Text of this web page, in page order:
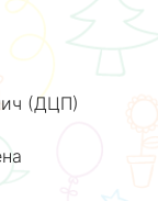
(ДЦП)